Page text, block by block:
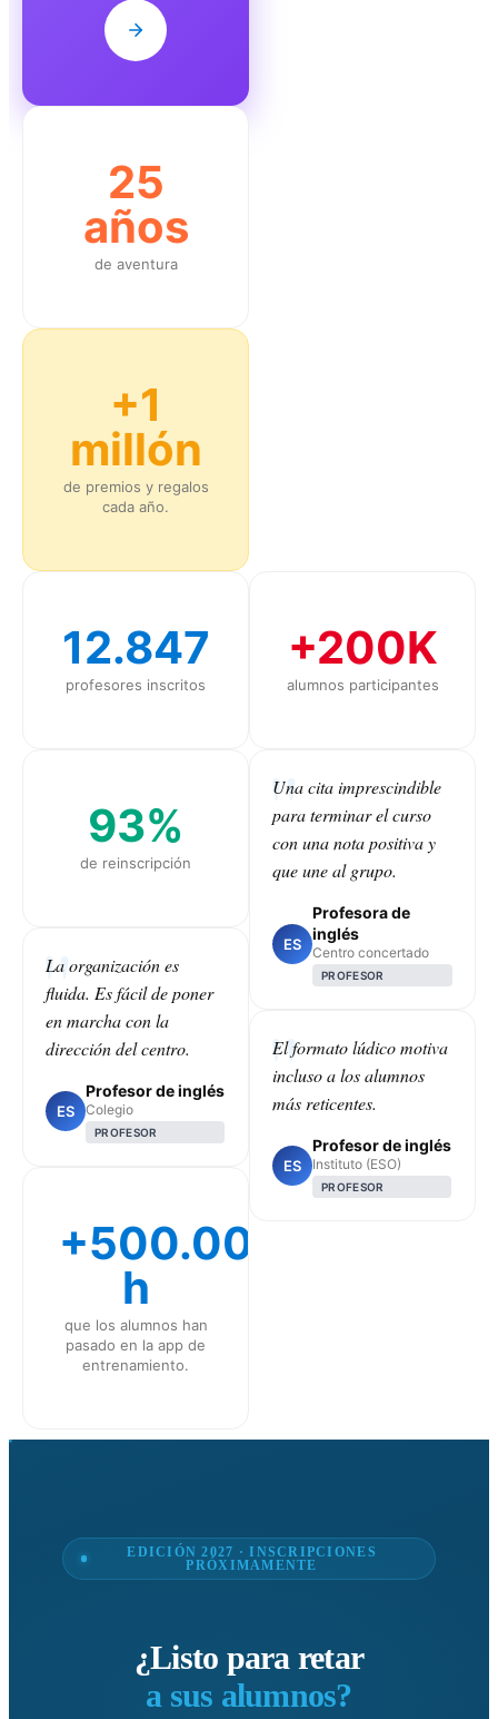
25
años
de aventura
+1
millón
de premios y regalos
cada año.
12.847
profesores inscritos
93%
de reinscripción
La organización es
fluida. Es fácil de poner
en marcha con la
dirección del centro.
ES
Profesor de inglés
Colegio
PROFESOR
+500.000
h
que los alumnos han
pasado en la app de
entrenamiento.
+200K
alumnos participantes
Una cita imprescindible
para terminar el curso
con una nota positiva y
que une al grupo.
ES
Profesora de
inglés
Centro concertado
PROFESOR
El formato lúdico motiva
incluso a los alumnos
más reticentes.
ES
Profesor de inglés
Instituto (ESO)
PROFESOR
EDICIÓN 2027 · INSCRIPCIONES
PRÓXIMAMENTE
¿Listo para retar
a sus alumnos?